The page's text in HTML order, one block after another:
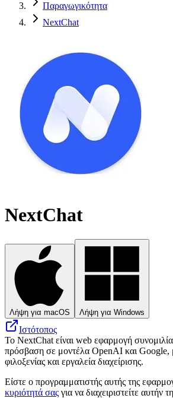
Παραγωγικότητα
NextChat
NextChat
Λήψη για macOS Λήψη για Windows
Ιστότοπος
Το NextChat είναι web εφαρμογή
πρόσβαση σε μοντέλα OpenAI και Google,
φιλοξενίας και εργαλεία διαχείρισης.
Είστε ο προγραμματιστής αυτής της
κυριότητά σας για να διαχειριστείτε αυτήν